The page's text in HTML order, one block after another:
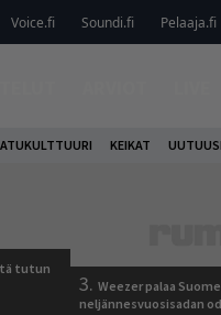
Voice.fi Soundi.fi Pelaaja.fi
KEIKAT
tutun
3. Weezer palaa
neljännesvuosisadan